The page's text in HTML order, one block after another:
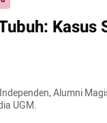
Kasus
Alumni Magister Kajian
UGM.